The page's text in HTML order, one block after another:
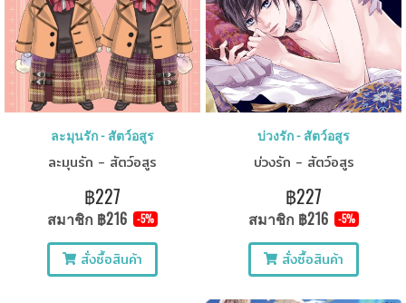
ละมุนรัก - สัตว์อสูร
ละมุนรัก - สัตว์อสูร
฿227
สมาชิก ฿216 -5%
สั่งซื้อสินค้า
บ่วงรัก - สัตว์อสูร
บ่วงรัก - สัตว์อสูร
฿227
สมาชิก ฿216 -5%
สั่งซื้อสินค้า